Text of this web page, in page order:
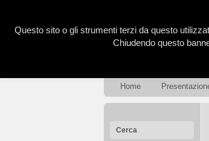
Home
Cerca
Questo sito o gli strumenti terzi da questo
Chiudendo questo